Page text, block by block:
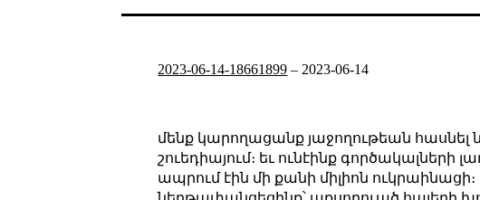
2023-06-14-18661899 – 2023-06-14
մենք կարողացանք յաջողութեան
շուեդիայում։ եւ ունէինք
ապրում էին մի քանի միլիոն